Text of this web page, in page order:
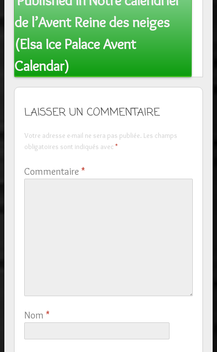
navigation
de l’Avent Reine des neiges
(Elsa Ice Palace Avent
Calendar)
LAISSER UN COMMENTAIRE
Votre adresse e-mail ne sera pas publiée. Les champs
obligatoires sont indiqués avec *
Commentaire *
Nom *